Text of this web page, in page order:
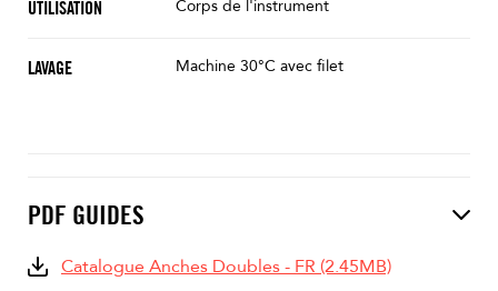
UTILISATION Corps de l'instrument
LAVAGE Machine 30°C avec filet
PDF GUIDES
Catalogue Anches Doubles - FR (2.45MB)